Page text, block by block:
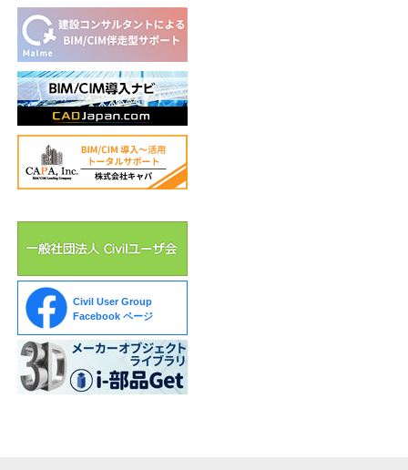
Civil User Group
Facebook ページ